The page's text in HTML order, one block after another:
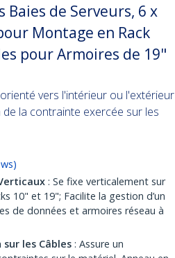
Baies de Serveurs, 6 x
Montage en Rack
pour Armoires de 19"
vers l'intérieur ou l'extérieur
la contrainte exercée sur les
)
: Se fixe verticalement sur
10" et 19"; Facilite la gestion d’un
de données et armoires réseau à
les Câbles : Assure un